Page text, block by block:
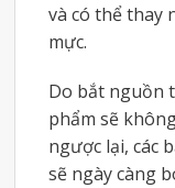
và có thể thay
mực.
Do bắt nguồn
phẩm sẽ
ngược lại, các
sẽ ngày càng